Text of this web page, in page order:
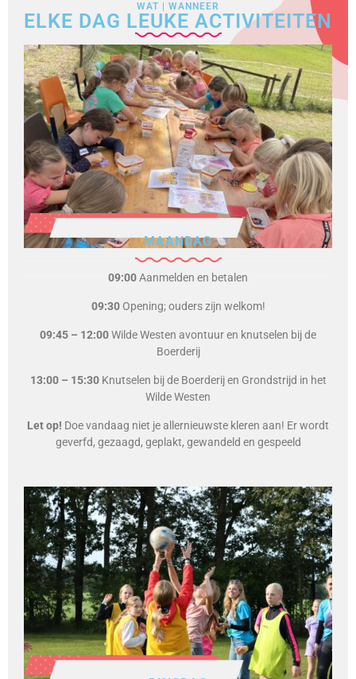
WAT | WANNEER
ELKE DAG LEUKE ACTIVITEITEN
MAANDAG
09:00Aanmelden en betalen
09:30Opening; ouders zijn welkom!
09:45 – 12:00Wilde Westen avontuur en knutselen bij de
Boerderij
13:00 – 15:30Knutselen bij de Boerderij en Grondstrijd in het
Wilde Westen
Let op! Doe vandaag niet je allernieuwste kleren aan! Er wordt
geverfd, gezaagd, geplakt, gewandeld en gespeeld